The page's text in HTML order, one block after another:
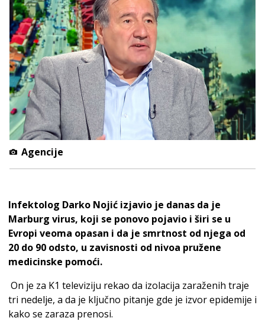
Agencije
Infektolog Darko Nojić izjavio je danas da je
Marburg virus, koji se ponovo pojavio i širi se u
Evropi veoma opasan i da je smrtnost od njega od
20 do 90 odsto, u zavisnosti od nivoa pružene
medicinske pomoći.
On je za K1 televiziju rekao da izolacija zaraženih traje
tri nedelje, a da je ključno pitanje gde je izvor epidemije i
kako se zaraza prenosi.